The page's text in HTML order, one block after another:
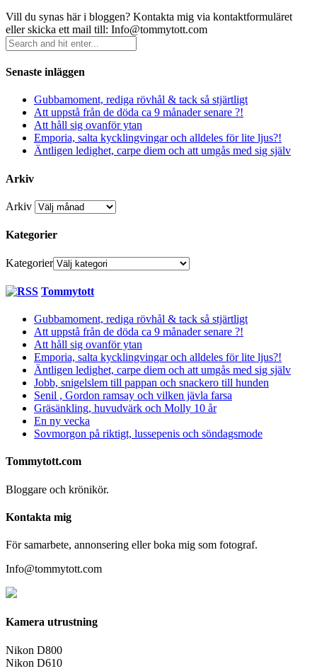
Vill du synas här i bloggen? Kontakta mig via kontaktformuläret
eller skicka ett mail till: Info@tommytott.com
Senaste inläggen
Gubbamoment, rediga rövhål & tack så stjärtligt
Att uppstå från de döda ca 9 månader senare ?!
Att håll sig ovanför ytan
Emporia, salta kycklingvingar och alldeles för lite ljus?!
Äntligen ledighet, carpe diem och att umgås med sig själv
Arkiv
Arkiv
Kategorier
Kategorier
Tommytott
Gubbamoment, rediga rövhål & tack så stjärtligt
Att uppstå från de döda ca 9 månader senare ?!
Att håll sig ovanför ytan
Emporia, salta kycklingvingar och alldeles för lite ljus?!
Äntligen ledighet, carpe diem och att umgås med sig själv
Jobb, snigelslem till pappan och snackero till hunden
Senil , Gordon ramsay och vilken jävla farsa
Gräsänkling, huvudvärk och Molly 10 år
En ny vecka
Sovmorgon på riktigt, lussepenis och söndagsmode
Tommytott.com
Bloggare och krönikör.
Kontakta mig
För samarbete, annonsering eller boka mig som fotograf.
Info@tommytott.com
Kamera utrustning
Nikon D800
Nikon D610